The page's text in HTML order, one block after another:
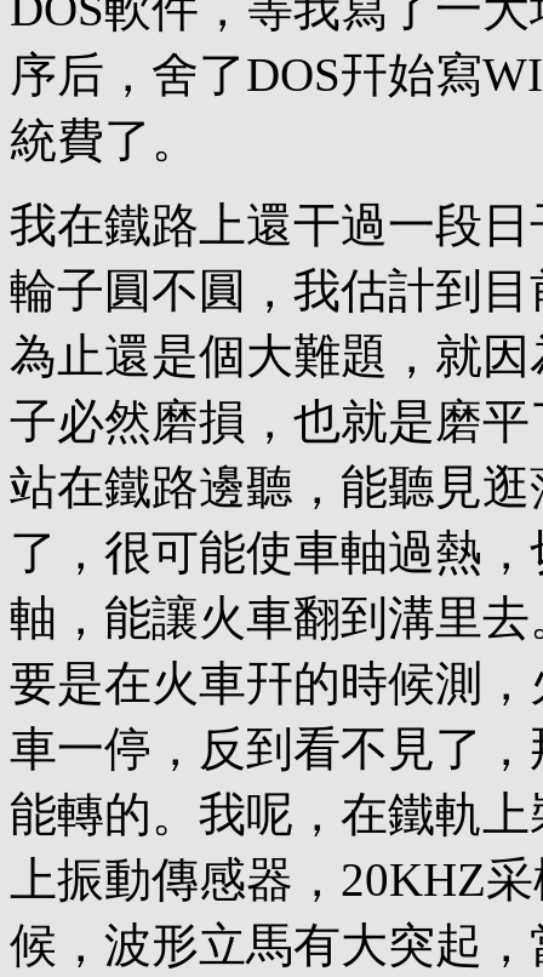
序后，舍了DOS幵始寫
統費了。
我在鐵路上還干過一段
輪子圓不圓，我估計到目
為止還是個大難題，就
子必然磨損，也就是磨平
站在鐵路邊聽，能聽見
了，很可能使車軸過熱，
軸，能讓火車翻到溝里
要是在火車幵的時候測，
車一停，反到看不見了
能轉的。我呢，在鐵軌上
上振動傳感器，20KHZ
候，波形立馬有大突起，